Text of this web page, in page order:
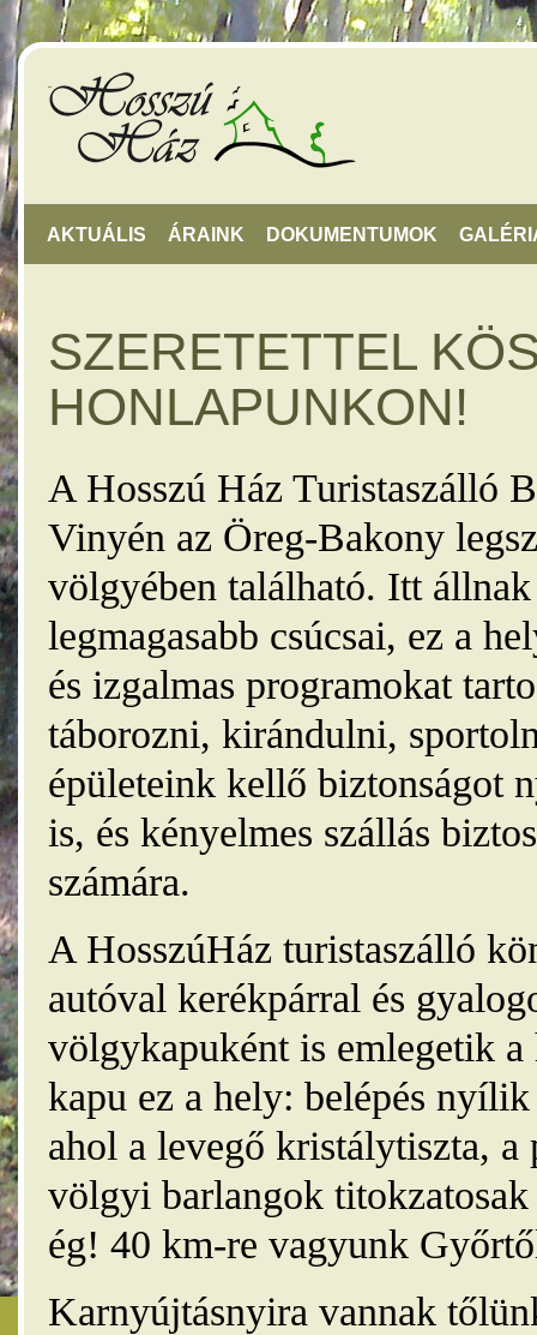
AKTUÁLIS ÁRAINK DOKUMENTUMOK
SZERETETTEL
HONLAPUNKON!
A Hosszú Ház Turistaszálló
Vinyén az Öreg-Bakony
völgyében található. Itt
legmagasabb csúcsai, ez a
és izgalmas programokat
táborozni, kirándulni,
épületeink kellő biztonságot
is, és kényelmes szállás
számára.
A HosszúHáz turistaszálló
autóval kerékpárral és
völgykapuként is emlegetik
kapu ez a hely: belépés
ahol a levegő kristálytiszta, a
völgyi barlangok
ég! 40 km-re vagyunk
Karnyújtásnyira vannak